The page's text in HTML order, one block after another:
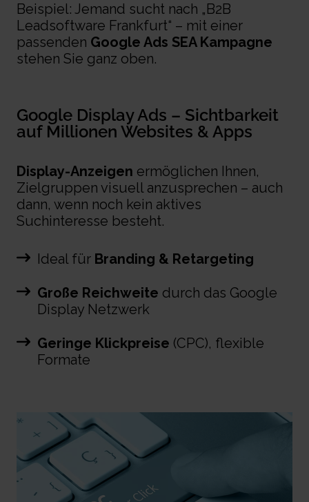
Beispiel: Jemand sucht nach „B2B
Leadsoftware Frankfurt“ – mit einer
passenden Google Ads SEA Kampagne
stehen Sie ganz oben.
Google Display Ads – Sichtbarkeit
auf Millionen Websites & Apps
Display-Anzeigen ermöglichen Ihnen,
Zielgruppen visuell anzusprechen – auch
dann, wenn noch kein aktives
Suchinteresse besteht.
Ideal für Branding & Retargeting
Große Reichweite durch das Google
Display Netzwerk
Geringe Klickpreise (CPC), flexible
Formate